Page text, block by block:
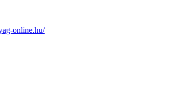
online.hu/